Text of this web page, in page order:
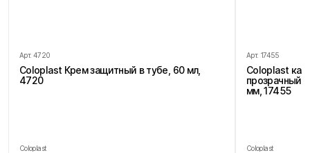
Арт. 4720
Coloplast Крем защитный в тубе, 60 мл,
4720
Coloplast
Арт. 17455
Coloplast
прозрачный,
мм, 17455
Coloplast